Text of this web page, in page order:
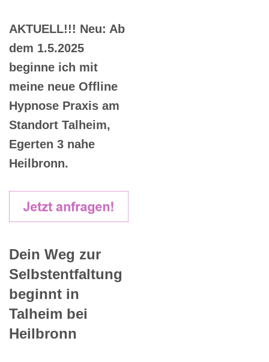
AKTUELL!!! Neu: Ab
dem 1.5.2025
beginne ich mit
meine neue Offline
Hypnose Praxis am
Standort Talheim,
Egerten 3 nahe
Heilbronn.
Dein Weg zur
Selbstentfaltung
beginnt in
Talheim bei
Heilbronn